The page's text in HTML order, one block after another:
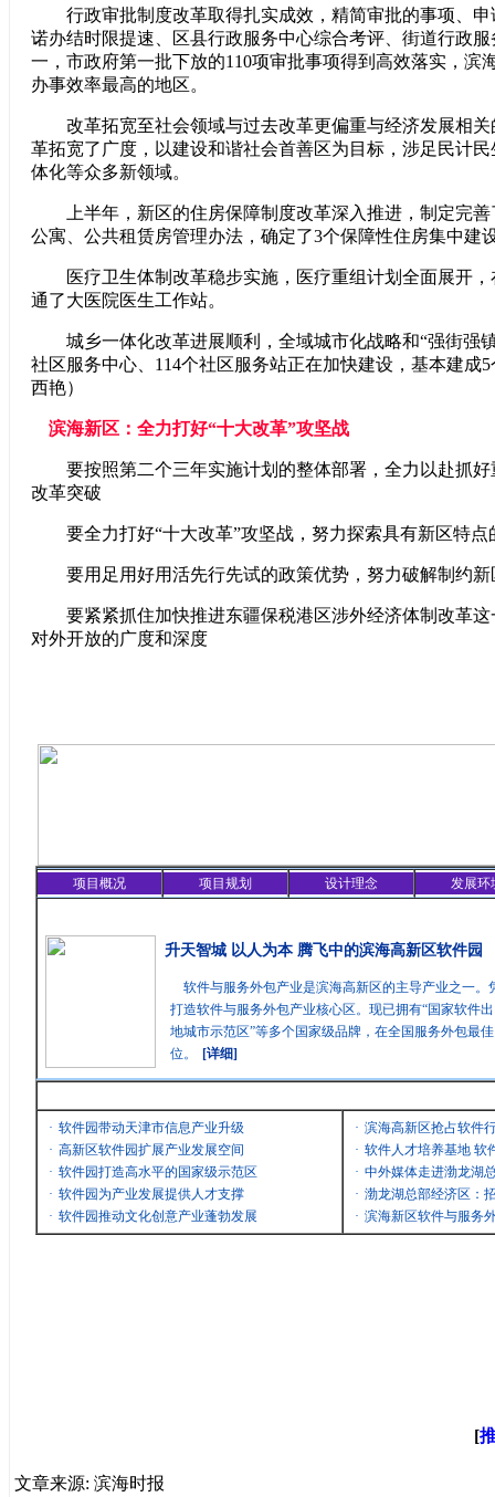
行政审批制度改革取得扎实成效，精简审批的事项、申
诺办结时限提速、区县行政服务中心综合考评、街道行政
一，市政府第一批下放的110项审批事项得到高效落实，滨
办事效率最高的地区。
改革拓宽至社会领域与过去改革更偏重与经济发展相关
革拓宽了广度，以建设和谐社会首善区为目标，涉足民计
体化等众多新领域。
上半年，新区的住房保障制度改革深入推进，制定完善
公寓、公共租赁房管理办法，确定了3个保障性住房集中建
医疗卫生体制改革稳步实施，医疗重组计划全面展开，
通了大医院医生工作站。
城乡一体化改革进展顺利，全域城市化战略和“强街强
社区服务中心、114个社区服务站正在加快建设，基本建成
西艳）
滨海新区：全力打好“十大改革”攻坚战
要按照第二个三年实施计划的整体部署，全力以赴抓好
改革突破
要全力打好“十大改革”攻坚战，努力探索具有新区特点
要用足用好用活先行先试的政策优势，努力破解制约新
要紧紧抓住加快推进东疆保税港区涉外经济体制改革这
对外开放的广度和深度
项目概况 项目规划 设计理念
发展环
升天智城 以人为本 腾飞中的滨海高新区软件园
软件与服务外包产业是滨海高新区的主导产业之一。
打造软件与服务外包产业核心区。现已拥有“国家软件
地城市示范区”等多个国家级品牌，在全国服务外包最
位。
[详细]
· 软件园带动天津市信息产业升级
· 高新区软件园扩展产业发展空间
· 软件园打造高水平的国家级示范区
· 软件园为产业发展提供人才支撑
· 软件园推动文化创意产业蓬勃发展
· 滨海高新区抢占软件
· 软件人才培养基地 软
· 中外媒体走进渤龙湖
· 渤龙湖总部经济区：
· 滨海新区软件与服务
[
文章来源: 滨海时报